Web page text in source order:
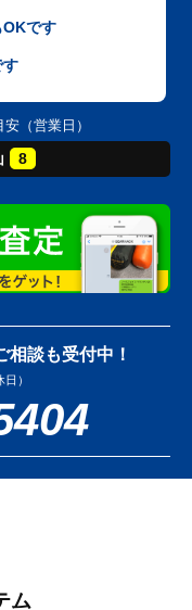
OKです
す
（営業日）
8
相談も受付中！
）
ム